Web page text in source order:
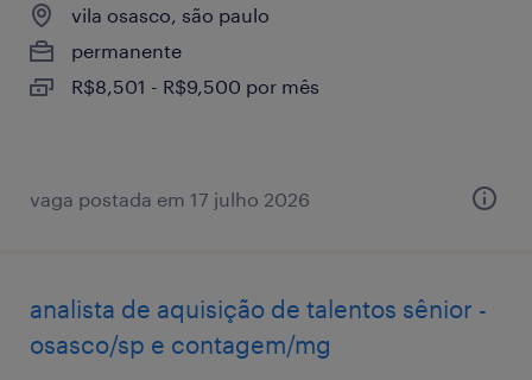
vila osasco, são paulo
permanente
R$8,501 - R$9,500 por mês
vaga postada em 17 julho 2026
analista de aquisição de talentos sênior -
osasco/sp e contagem/mg